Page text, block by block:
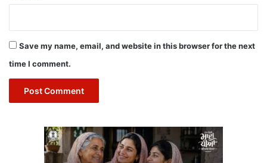
Save my name, email, and website in this browser for the next
time I comment.